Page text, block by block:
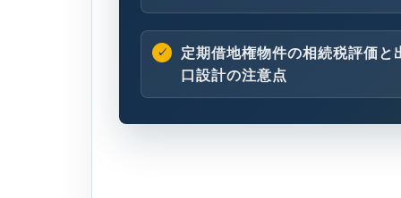
定期借地権物件の相続税評価と
口設計の注意点